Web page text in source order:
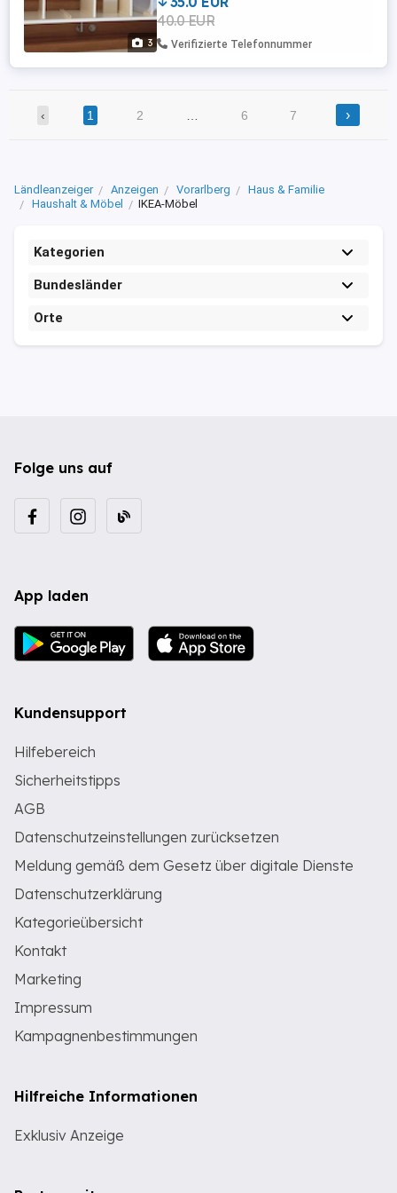
3
Sehr gut erhalten. Selbstabholung in
Dornbirn-Haselstauden
40.0 EUR
Verifizierte Telefonnummer
‹ 1 2 6 7 ›
Ländleanzeiger Anzeigen Vorarlberg
Haus & Familie
Haushalt & Möbel
IKEA-Möbel
Kategorien
Bundesländer
Orte
Folge uns auf
App laden
Kundensupport
Hilfebereich
Sicherheitstipps
AGB
Datenschutzeinstellungen zurücksetzen
Meldung gemäß dem Gesetz über digitale Dienste
Datenschutzerklärung
Kategorieübersicht
Kontakt
Marketing
Impressum
Kampagnenbestimmungen
Hilfreiche Informationen
Exklusiv Anzeige